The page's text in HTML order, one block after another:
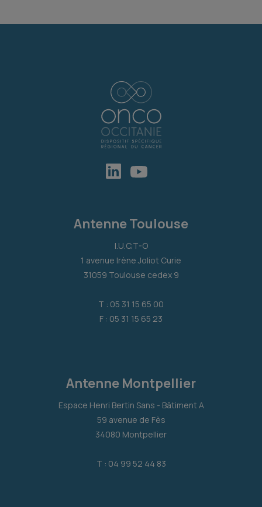
Antenne Toulouse
I.U.C.T-O
1 avenue Irène Joliot Curie
31059 Toulouse cedex 9
T : 05 31 15 65 00
F : 05 31 15 65 23
Antenne Montpellier
Espace Henri Bertin Sans - Bâtiment A
59 avenue de Fès
34080 Montpellier
T : 04 99 52 44 83